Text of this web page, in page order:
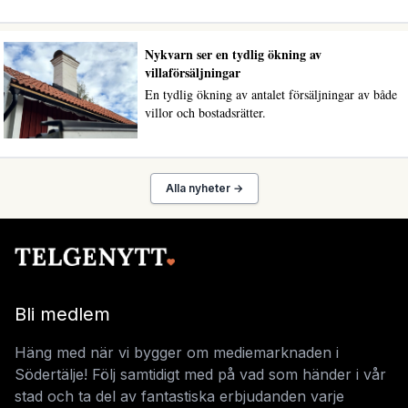
Nykvarn ser en tydlig ökning av
villaförsäljningar
En tydlig ökning av antalet försäljningar av både
villor och bostadsrätter.
Alla nyheter →
Bli medlem
Häng med när vi bygger om mediemarknaden i
Södertälje! Följ samtidigt med på vad som händer i vår
stad och ta del av fantastiska erbjudanden varje